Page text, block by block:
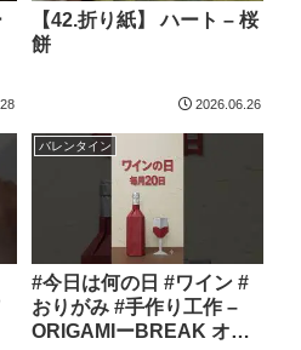
【42.折り紙】 ハート – 桜
餅
2026.06.26
バレンタイン
#今日は何の日 #ワイン #
おりがみ #手作り工作 –
ORIGAMIーBREAK オリ